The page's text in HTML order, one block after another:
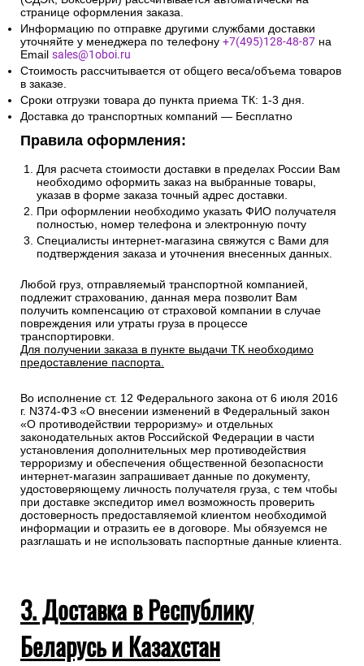
странице оформления заказа.
Информацию по отправке другими службами доставки
уточняйте у менеджера по телефону +7(495)128-48-87 на
Email sales@1oboi.ru
Стоимость рассчитывается от общего веса/объема товаров
в заказе.
Сроки отгрузки товара до пункта приема ТК: 1-3 дня.
Доставка до транспортных компаний — Бесплатно
Правила оформления:
Для расчета стоимости доставки в пределах России Вам
необходимо оформить заказ на выбранные товары,
указав в форме заказа точный адрес доставки.
При оформлении необходимо указать ФИО получателя
полностью, номер телефона и электронную почту
Специалисты интернет-магазина свяжутся с Вами для
подтверждения заказа и уточнения внесенных данных.
Любой груз, отправляемый транспортной компанией,
подлежит страхованию, данная мера позволит Вам
получить компенсацию от страховой компании в случае
повреждения или утраты груза в процессе
транспортировки.
Для получении заказа в пункте выдачи ТК необходимо
предоставление паспорта.
Во исполнение ст. 12 Федерального закона от 6 июля 2016
г. N374-ФЗ «О внесении изменений в Федеральный закон
«О противодействии терроризму» и отдельных
законодательных актов Российской Федерации в части
установления дополнительных мер противодействия
терроризму и обеспечения общественной безопасности
интернет-магазин запрашивает данные по документу,
удостоверяющему личность получателя груза, с тем чтобы
при доставке экспедитор имел возможность проверить
достоверность предоставляемой клиентом необходимой
информации и отразить ее в договоре. Мы обязуемся не
разглашать и не использовать паспортные данные клиента.
3. Доставка в Республику
Беларусь и Казахстан